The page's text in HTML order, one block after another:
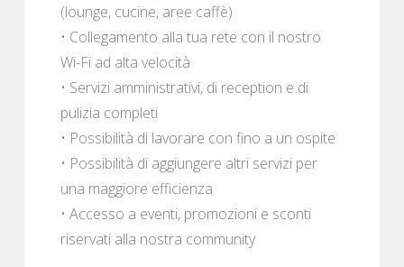
(lounge, cucine, aree caffè)
• Collegamento alla tua rete con il nostro
Wi-Fi ad alta velocità
• Servizi amministrativi, di reception e di
pulizia completi
• Possibilità di lavorare con fino a un ospite
• Possibilità di aggiungere altri servizi per
una maggiore efficienza
• Accesso a eventi, promozioni e sconti
riservati alla nostra community